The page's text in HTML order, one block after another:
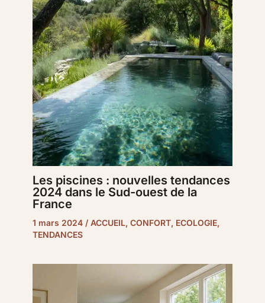
Les piscines : nouvelles tendances
2024 dans le Sud-ouest de la
France
1 mars 2024 / ACCUEIL, CONFORT, ECOLOGIE,
TENDANCES